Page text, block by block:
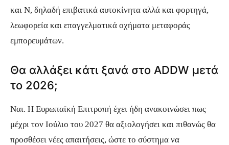
και N, δηλαδή επιβατικά αυτοκίνητα αλλά και φορτηγά,
λεωφορεία και επαγγελματικά οχήματα μεταφοράς
εμπορευμάτων.
Θα αλλάξει κάτι ξανά στο ADDW μετά
το 2026;
Ναι. Η Ευρωπαϊκή Επιτροπή έχει ήδη ανακοινώσει πως
μέχρι τον Ιούλιο του 2027 θα αξιολογήσει και πιθανώς θα
προσθέσει νέες απαιτήσεις, ώστε το σύστημα να